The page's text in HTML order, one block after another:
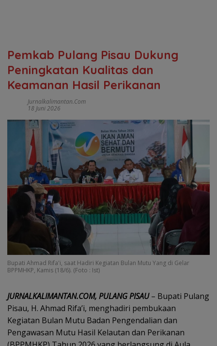
Pemkab Pulang Pisau Dukung
Peningkatan Kualitas dan
Keamanan Hasil Perikanan
Jurnalkalimantan.com
18 Juni 2026
Bupati Ahmad Rifa'i, saat Hadiri Kegiatan Bulan Mutu Yang di Gelar
BPPMHKP, Kamis (18/6). (Foto : Ist)
JURNALKALIMANTAN.COM, PULANG PISAU– Bupati Pulang
Pisau, H. Ahmad Rifa’i, menghadiri pembukaan
Kegiatan Bulan Mutu Badan Pengendalian dan
Pengawasan Mutu Hasil Kelautan dan Perikanan